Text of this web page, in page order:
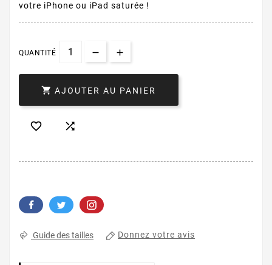
votre iPhone ou iPad saturée !
QUANTITÉ
 AJOUTER AU PANIER
 
Guide des tailles Donnez votre avis